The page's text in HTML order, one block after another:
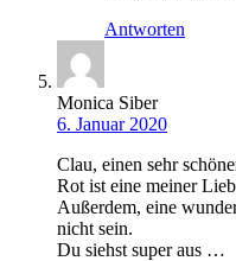
Antworten
Monica Siber
6. Januar 2020
Clau, einen sehr
Rot ist eine meiner
Außerdem, eine
nicht sein.
Du siehst super aus …